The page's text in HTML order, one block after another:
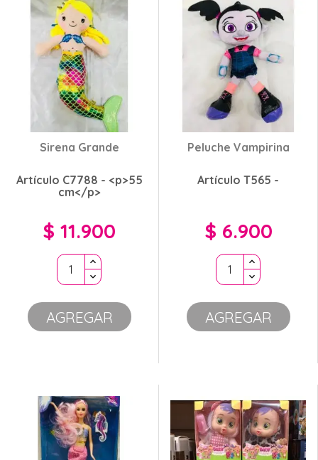
Sirena Grande
Artículo C7788 - <p>55
cm</p>
Precio
$ 11.900
AGREGAR
Peluche Vampirina
Artículo T565 -
Precio
$ 6.900
AGREGAR